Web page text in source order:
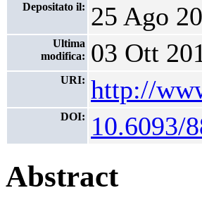
Depositato il: 25 Ago
Ultima
modifica: 03 Ott
URI: http://
DOI: 10.6093/
Abstract